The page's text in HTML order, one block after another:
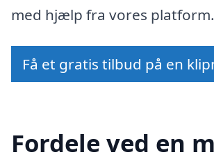
med hjælp fra vores platform.
Få et gratis tilbud på en
Fordele ved en